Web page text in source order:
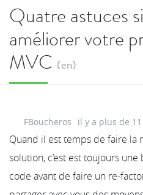
Quatre astuces
améliorer votre
MVC (en)
FBoucheros il y a plus de
Quand il est temps de faire la
solution, c’est est toujours
code avant de faire un re-